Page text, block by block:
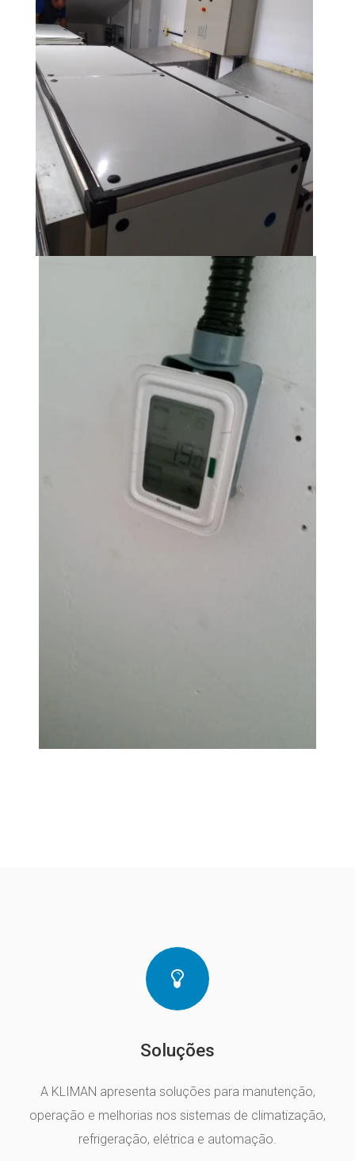
Soluções
A KLIMAN apresenta soluções para manutenção,
operação e melhorias nos sistemas de climatização,
refrigeração, elétrica e automação.